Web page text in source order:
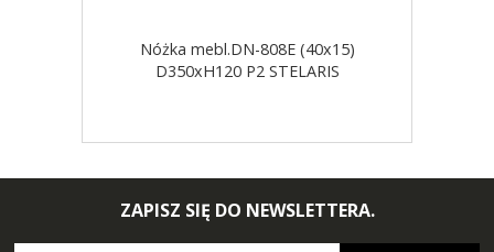
Nóżka mebl.DN-808E (40x15)
D350xH120 P2 STELARIS
ZAPISZ SIĘ DO NEWSLETTERA.